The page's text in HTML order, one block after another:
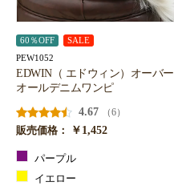
60％OFF SALE
PEW1052
EDWIN（ エドウィン）オーバー
オールデニムワンピ
4.67
（6）
販売価格：
￥1,452
パープル
イエロー